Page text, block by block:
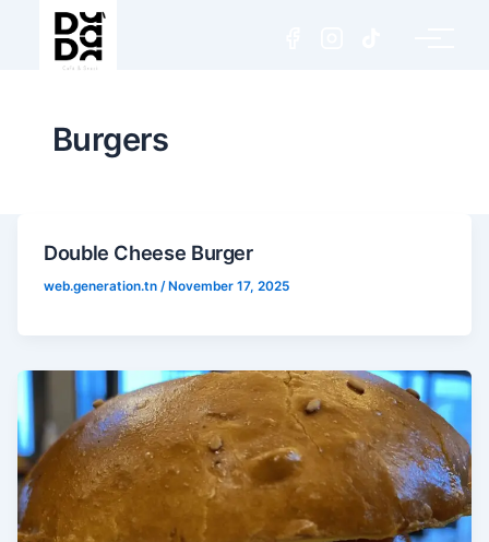
Burgers
Double Cheese Burger
web.generation.tn / November 17, 2025